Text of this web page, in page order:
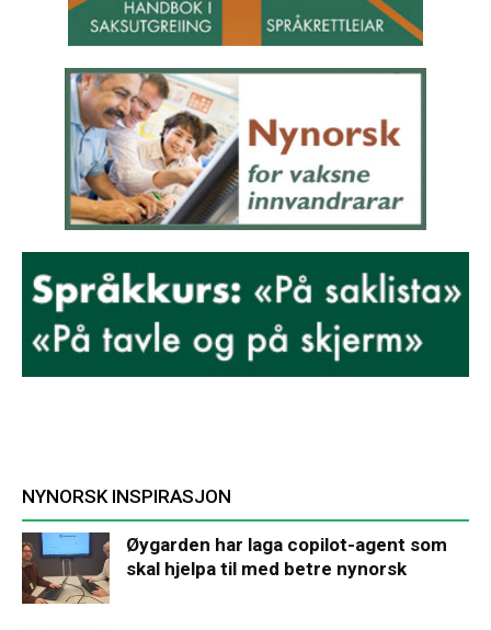
NYNORSK INSPIRASJON
Øygarden har laga copilot-agent som
skal hjelpa til med betre nynorsk